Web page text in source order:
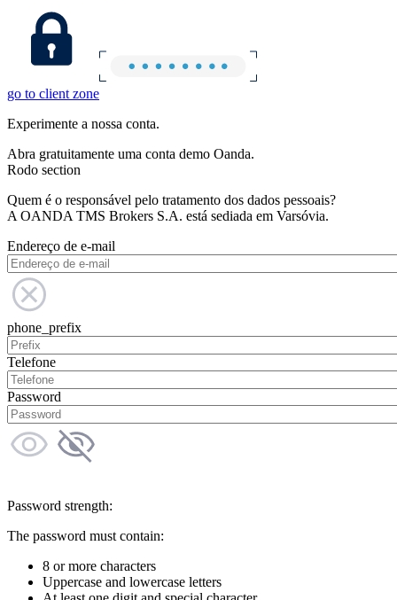
go to client zone
Experimente a nossa conta.
Abra gratuitamente uma conta demo Oanda.
Rodo section
Quem é o responsável pelo tratamento dos dados pessoais?
A OANDA TMS Brokers S.A. está sediada em Varsóvia.
Endereço de e-mail
phone_prefix
Telefone
Password
Password strength:
The password must contain:
8 or more characters
Uppercase and lowercase letters